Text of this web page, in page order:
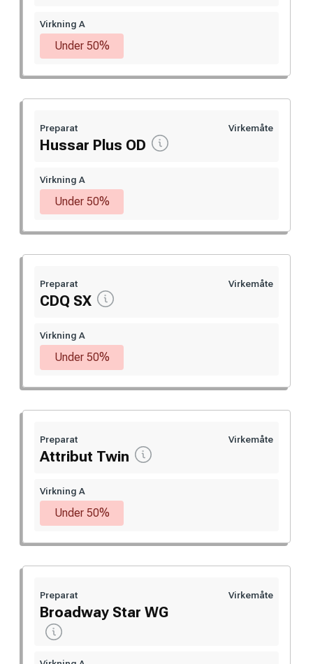
Virkning A
Under 50%
Preparat
Hussar Plus OD
Virkemåte
Virkning A
Under 50%
Preparat
CDQ SX
Virkemåte
Virkning A
Under 50%
Preparat
Attribut Twin
Virkemåte
Virkning A
Under 50%
Preparat
Broadway Star WG
Virkemåte